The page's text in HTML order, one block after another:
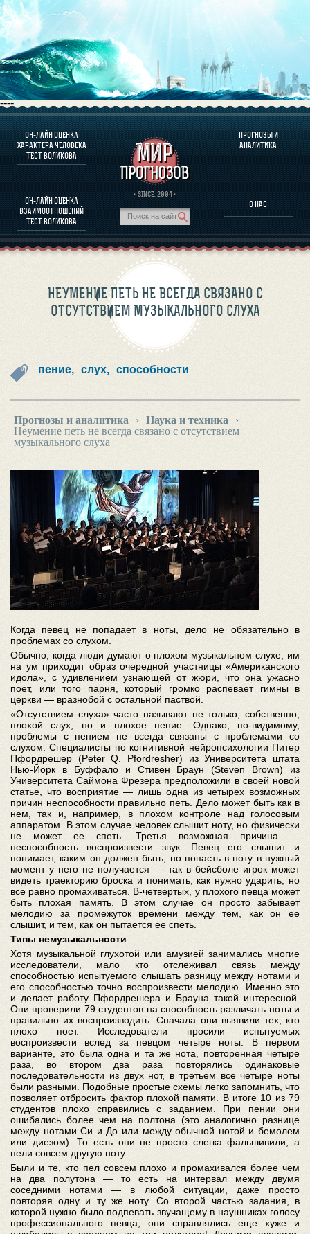
----
ОН-ЛАЙН ОЦЕНКА
ХАРАКТЕРА ЧЕЛОВЕКА
ТЕСТ ВОЛИКОВА
ОН-ЛАЙН ОЦЕНКА
ВЗАИМООТНОШЕНИЙ
ТЕСТ ВОЛИКОВА
· SINCE. 2004 ·
ПРОГНОЗЫ И
АНАЛИТИКА
О НАС
О ПРОГРАММЕ
ОЦЕНКА ХАРАКТЕРA ЧЕЛОВЕКА
ОЦЕНКА ХАРАКТЕРА ВЫДАЮЩИХСЯ ЛИЧНОСТЕЙ
О ПРОГРАММЕ
ПРОГНОЗЫ И АНАЛИТИКА
НЕУМЕНИЕ ПЕТЬ НЕ ВСЕГДА СВЯЗАНО С
ОТСУТСТВИЕМ МУЗЫКАЛЬНОГО СЛУХА
пение, слух, способности
Прогнозы и аналитика › Наука и техника
›
Неумение петь не всегда связано с отсутствием
музыкального слуха
Когда певец не попадает в ноты, дело не обязательно в
проблемах со слухом.
Обычно, когда люди думают о плохом музыкальном слухе, им
на ум приходит образ очередной участницы «Американского
идола», с удивлением узнающей от жюри, что она ужасно
поет, или того парня, который громко распевает гимны в
церкви — вразнобой с остальной паствой.
«Отсутствием слуха» часто называют не только, собственно,
плохой слух, но и плохое пение. Однако, по-видимому,
проблемы с пением не всегда связаны с проблемами со
слухом. Специалисты по когнитивной нейропсихологии Питер
Пфордрешер (Peter Q. Pfordresher) из Университета штата
Нью-Йорк в Буффало и Стивен Браун (Steven Brown) из
Университета Саймона Фрезера предположили в своей новой
статье, что восприятие — лишь одна из четырех возможных
причин неспособности правильно петь. Дело может быть как в
нем, так и, например, в плохом контроле над голосовым
аппаратом. В этом случае человек слышит ноту, но физически
не может ее спеть. Третья возможная причина —
неспособность воспроизвести звук. Певец его слышит и
понимает, каким он должен быть, но попасть в ноту в нужный
момент у него не получается — так в бейсболе игрок может
видеть траекторию броска и понимать, как нужно ударить, но
все равно промахиваться. В-четвертых, у плохого певца может
быть плохая память. В этом случае он просто забывает
мелодию за промежуток времени между тем, как он ее
слышит, и тем, как он пытается ее спеть.
Типы немузыкальности
Хотя музыкальной глухотой или амузией занимались многие
исследователи, мало кто отслеживал связь между
способностью испытуемого слышать разницу между нотами и
его способностью точно воспроизвести мелодию. Именно это
и делает работу Пфордрешера и Брауна такой интересной.
Они проверили 79 студентов на способность различать ноты и
правильно их воспроизводить. Сначала они выявили тех, кто
плохо поет. Исследователи просили испытуемых
воспроизвести вслед за певцом четыре ноты. В первом
варианте, это была одна и та же нота, повторенная четыре
раза, во втором два раза повторялись одинаковые
последовательности из двух нот, в третьем все четыре ноты
были разными. Подобные простые схемы легко запомнить, что
позволяет отбросить фактор плохой памяти. В итоге 10 из 79
студентов плохо справились с заданием. При пении они
ошибались более чем на полтона (это аналогично разнице
между нотами Си и До или между обычной нотой и бемолем
или диезом). То есть они не просто слегка фальшивили, а
пели совсем другую ноту.
Были и те, кто пел совсем плохо и промахивался более чем
на два полутона — то есть на интервал между двумя
соседними нотами — в любой ситуации, даже просто
повторяя одну и ту же ноту. Со второй частью задания, в
которой нужно было подпевать звучащему в наушниках голосу
профессионального певца, они справлялись еще хуже и